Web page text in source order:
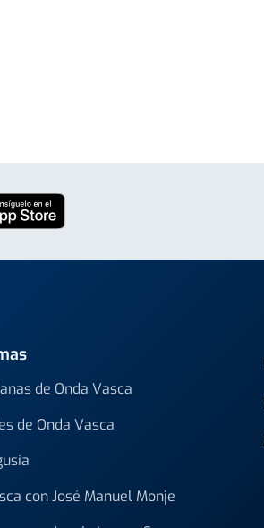
de Onda Vasca
de Onda Vasca
con José Manuel Monje